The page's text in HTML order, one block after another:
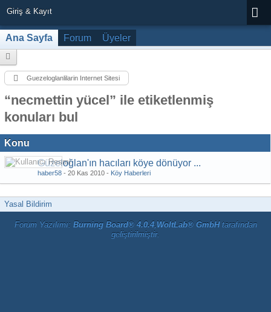
Giriş & Kayıt
Ana Sayfa Forum Üyeler
Guezeloglanlilarin Internet Sitesi
“necmettin yücel” ile etiketlenmiş
konuları bul
Konu
Güzeloğlan'ın hacıları köye dönüyor ...
haber58 - 20 Kas 2010 - Köy Haberleri
Yasal Bildirim
Forum Yazılımı: Burning Board® 4.0.4, WoltLab® GmbHtarafından
geliştirilmiştir.